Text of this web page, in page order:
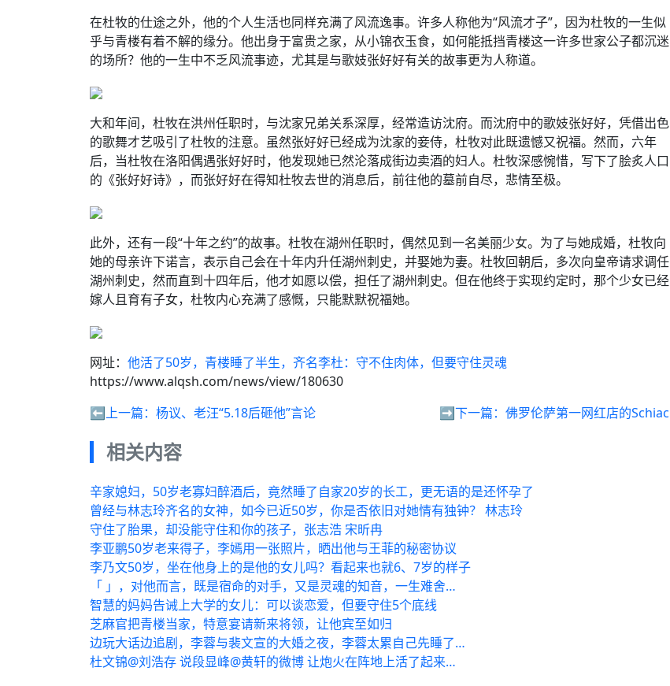
在杜牧的仕途之外，他的个人生活也同样充满了风流逸事。许多人称他为“风流才子”，因为杜牧的一生似
乎与青楼有着不解的缘分。他出身于富贵之家，从小锦衣玉食，如何能抵挡青楼这一许多世家公子都沉迷
的场所？他的一生中不乏风流事迹，尤其是与歌妓张好好有关的故事更为人称道。
大和年间，杜牧在洪州任职时，与沈家兄弟关系深厚，经常造访沈府。而沈府中的歌妓张好好，凭借出色
的歌舞才艺吸引了杜牧的注意。虽然张好好已经成为沈家的妾侍，杜牧对此既遗憾又祝福。然而，六年
后，当杜牧在洛阳偶遇张好好时，他发现她已然沦落成街边卖酒的妇人。杜牧深感惋惜，写下了脍炙人口
的《张好好诗》，而张好好在得知杜牧去世的消息后，前往他的墓前自尽，悲情至极。
此外，还有一段“十年之约”的故事。杜牧在湖州任职时，偶然见到一名美丽少女。为了与她成婚，杜牧向
她的母亲许下诺言，表示自己会在十年内升任湖州刺史，并娶她为妻。杜牧回朝后，多次向皇帝请求调任
湖州刺史，然而直到十四年后，他才如愿以偿，担任了湖州刺史。但在他终于实现约定时，那个少女已经
嫁人且育有子女，杜牧内心充满了感慨，只能默默祝福她。
网址： 他活了50岁，青楼睡了半生，齐名李杜：守不住肉体，但要守住灵魂
https://www.alqsh.com/news/view/180630
⬅️上一篇： 杨议、老汪“5.18后砸他”言论 ➡️下一篇： 佛罗伦萨第一网红店的Schiac
相关内容
辛家媳妇，50岁老寡妇醉酒后，竟然睡了自家20岁的长工，更无语的是还怀孕了
曾经与林志玲齐名的女神，如今已近50岁，你是否依旧对她情有独钟？ 林志玲
守住了胎果，却没能守住和你的孩子，张志浩 宋昕冉
李亚鹏50岁老来得子，李嫣用一张照片，晒出他与王菲的秘密协议
李乃文50岁，坐在他身上的是他的女儿吗？看起来也就6、7岁的样子
「 」，对他而言，既是宿命的对手，又是灵魂的知音，一生难舍…
智慧的妈妈告诫上大学的女儿：可以谈恋爱，但要守住5个底线
芝麻官把青楼当家，特意宴请新来将领，让他宾至如归
边玩大话边追剧，李蓉与裴文宣的大婚之夜，李蓉太累自己先睡了…
杜文锦@刘浩存 说段显峰@黄轩的微博 让炮火在阵地上活了起来…